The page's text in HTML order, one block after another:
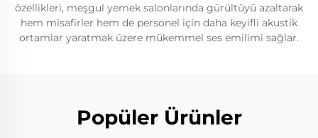
özellikleri, meşgul yemek salonlarında gürültüyü azaltarak
hem misafirler hem de personel için daha keyifli akustik
ortamlar yaratmak üzere mükemmel ses emilimi sağlar.
Popüler Ürünler